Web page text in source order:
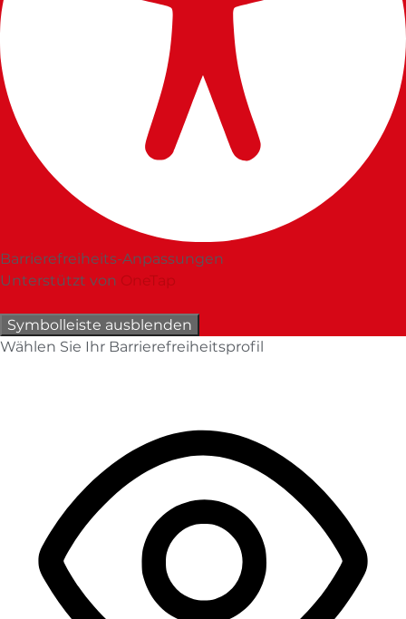
Barrierefreiheits-Anpassungen
Unterstützt von OneTap
Symbolleiste ausblenden
Wählen Sie Ihr Barrierefreiheitsprofil